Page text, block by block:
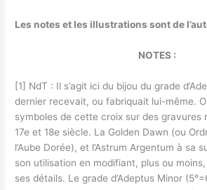
Les notes et les illustrations sont de
NOTES :
[1] NdT : Il s’agit ici du bijou du grade
dernier recevait, ou fabriquait lui-même.
symboles de cette croix sur des gravures
17e et 18e siècle. La Golden Dawn (ou
l’Aube Dorée), et l’Astrum Argentum à sa
son utilisation en modifiant, plus ou
ses détails. Le grade d’Adeptus Minor